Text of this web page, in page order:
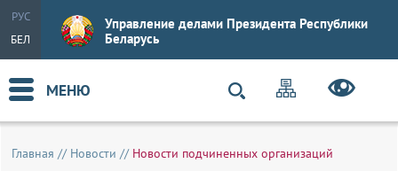
РУС
БЕЛ
Управление делами Президента Республики
Беларусь
МЕНЮ
Главная // Новости // Новости подчиненных организаций